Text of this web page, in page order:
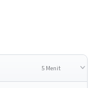
5 Menit